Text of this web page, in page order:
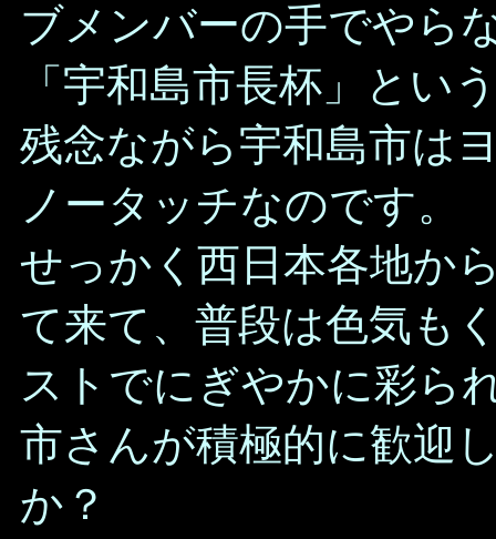
ブメンバーの手でやら
「宇和島市長杯」とい
残念ながら宇和島市は
ノータッチなのです。
せっかく西日本各地か
て来て、普段は色気も
ストでにぎやかに彩ら
市さんが積極的に歓迎
か？